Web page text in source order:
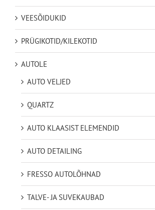
VEESÕIDUKID
PRÜGIKOTID/KILEKOTID
AUTOLE
AUTO VELJED
QUARTZ
AUTO KLAASIST ELEMENDID
AUTO DETAILING
FRESSO AUTOLÕHNAD
TALVE- JA SUVEKAUBAD